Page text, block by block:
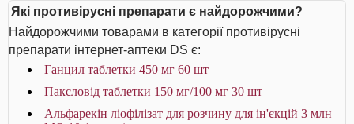
Які противірусні препарати є найдорожчими?
Найдорожчими товарами в категорії противірусні
препарати інтернет-аптеки DS є:
Ганцил таблетки 450 мг 60 шт
Паксловід таблетки 150 мг/100 мг 30 шт
Альфарекін ліофілізат для розчину для ін'єкцій 3 млн